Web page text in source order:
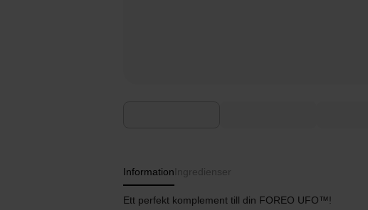
Information Ingredienser
Ett perfekt komplement till din FOREO UFO™!